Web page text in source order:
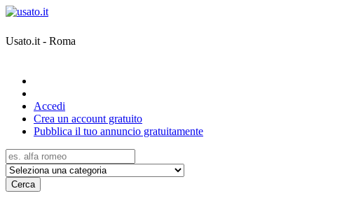
Usato.it - Roma
Accedi
Crea un account gratuito
Pubblica il tuo annuncio gratuitamente
Cerca